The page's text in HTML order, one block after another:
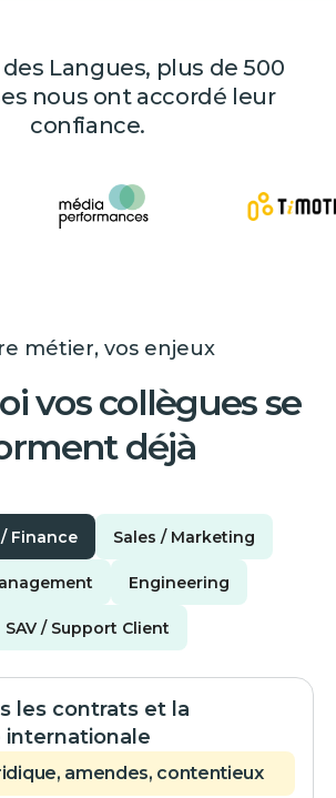
Langues, plus de 500
nous ont accordé leur
confiance.
métier, vos enjeux
vos collègues se
déjà
Finance Sales / Marketing
Engineering
SAV / Support Client
les contrats et la
internationale
amendes, contentieux